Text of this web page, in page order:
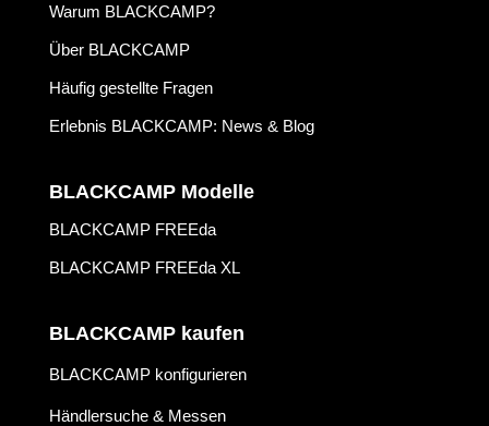
Warum BLACKCAMP?
Über BLACKCAMP
Häufig gestellte Fragen
Erlebnis BLACKCAMP: News & Blog
BLACKCAMP Modelle
BLACKCAMP FREEda
BLACKCAMP FREEda XL
BLACKCAMP kaufen
BLACKCAMP konfigurieren
Händlersuche & Messen